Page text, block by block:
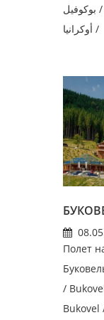
/ بوكوفيل
/ أوكرانيا
Полет
/